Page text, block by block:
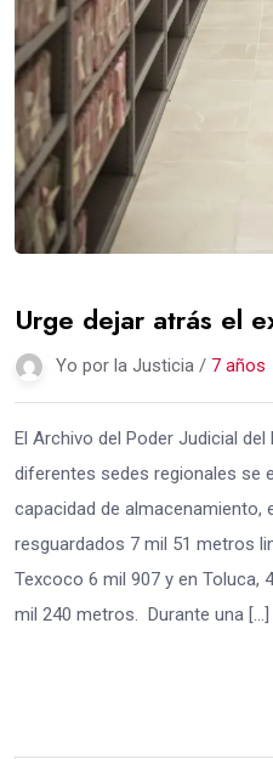
Urge dejar atrás el
Yo por la Justicia / 7 años
El Archivo del Poder Judicial
diferentes sedes regionales se
capacidad de almacenamiento,
resguardados 7 mil 51 metros
Texcoco 6 mil 907 y en Toluca,
mil 240 metros. Durante una […]